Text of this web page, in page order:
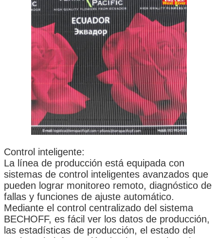
Control inteligente:
La línea de producción está equipada con
sistemas de control inteligentes avanzados que
pueden lograr monitoreo remoto, diagnóstico de
fallas y funciones de ajuste automático.
Mediante el control centralizado del sistema
BECHOFF, es fácil ver los datos de producción,
las estadísticas de producción, el estado del